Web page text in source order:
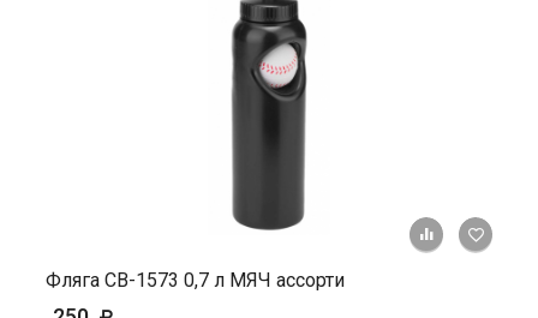
+ К
Фляга СВ-1573 0,7 л МЯЧ ассорти